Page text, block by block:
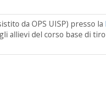
da OPS UISP) presso la
allievi del corso base di